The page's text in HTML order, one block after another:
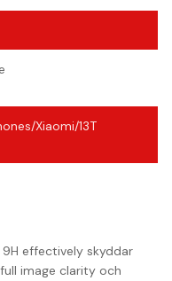
Xiaomi/13T
effectively skyddar
image clarity och